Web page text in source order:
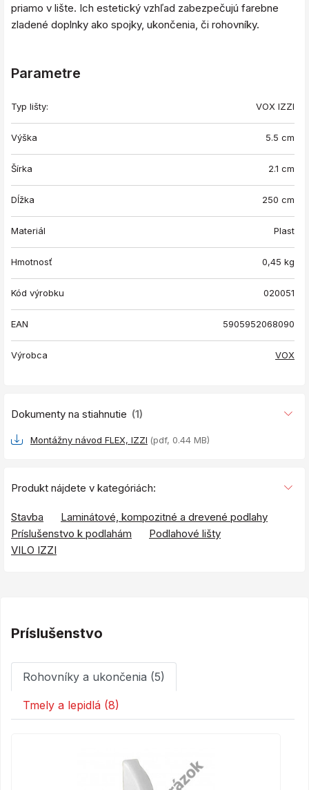
priamo v lište. Ich estetický vzhľad zabezpečujú farebne
zladené doplnky ako spojky, ukončenia, či rohovníky.
Parametre
Typ lišty: VOX IZZI
Výška 5.5 cm
Šírka 2.1 cm
Dĺžka 250 cm
Materiál Plast
Hmotnosť 0,45 kg
Kód výrobku 020051
EAN 5905952068090
Výrobca VOX
Dokumenty na stiahnutie (1)
Montážny návod FLEX, IZZI (pdf, 0.44 MB)
Produkt nájdete v kategóriách:
Stavba
Laminátové, kompozitné a drevené podlahy
Príslušenstvo k podlahám
Podlahové lišty
VILO IZZI
Príslušenstvo
Rohovníky a ukončenia (5)
Tmely a lepidlá (8)